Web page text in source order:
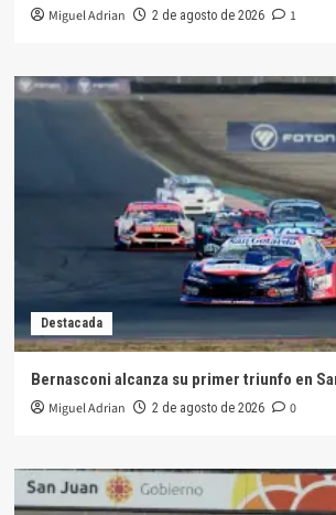
Miguel Adrian 2 de agosto de 2026 1
Destacada
Bernasconi alcanza su primer triunfo en
Miguel Adrian 2 de agosto de 2026 0